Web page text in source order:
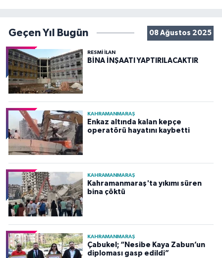
Geçen Yıl Bugün 08 Ağustos 2025
RESMİ İLAN
BİNA İNŞAATI YAPTIRILACAKTIR
KAHRAMANMARAŞ
Enkaz altında kalan kepçe
operatörü hayatını kaybetti
KAHRAMANMARAŞ
Kahramanmaraş'ta yıkımı süren
bina çöktü
KAHRAMANMARAŞ
Çabukel; “Nesibe Kaya Zabun’un
diploması gasp edildi”